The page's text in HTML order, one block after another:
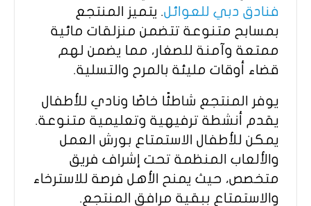
فنادق دبي للعوائل. يتميز المنتجع
بمسابح متنوعة تتضمن منزلقات مائية
ممتعة وآمنة للصغار، مما يضمن لهم
قضاء أوقات مليئة بالمرح والتسلية.
يوفر المنتجع شاطئًا خاصًا ونادي للأطفال
يقدم أنشطة ترفيهية وتعليمية متنوعة.
يمكن للأطفال الاستمتاع بورش العمل
والألعاب المنظمة تحت إشراف فريق
متخصص، حيث يمنح الأهل فرصة للاسترخاء
والاستمتاع ببقية مرافق المنتجع.